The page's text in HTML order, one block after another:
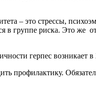
– это стрессы,
в группе риска. Это
герпес возникает
профилактику.